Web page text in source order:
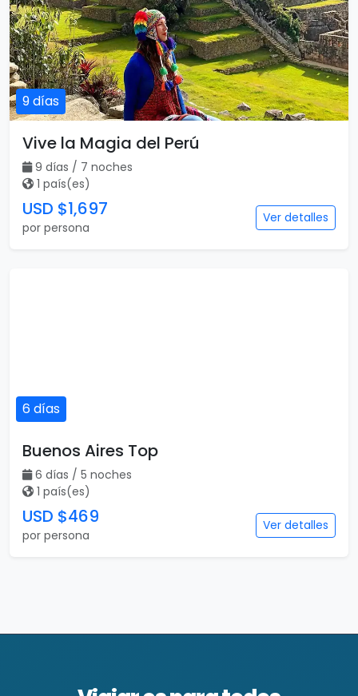
9 días
Vive la Magia del Perú
9 días / 7 noches
1 país(es)
USD $1,697
por persona
Ver detalles
6 días
Buenos Aires Top
6 días / 5 noches
1 país(es)
USD $469
por persona
Ver detalles